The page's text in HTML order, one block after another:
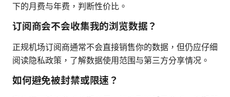
下的月费与年费，判断性价比。
订阅商会不会收集我的浏览数据？
正规机场订阅商通常不会直接销售你的数据，但仍应仔细
阅读隐私政策，了解数据使用范围与第三方分享情况。
如何避免被封禁或限速？